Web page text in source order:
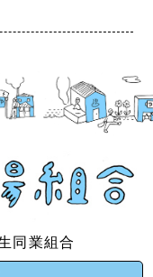
同業組合